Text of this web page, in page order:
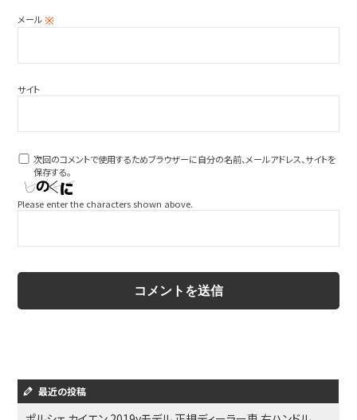
メール※
サイト
次回のコメントで使用するためブラウザーに自分の名前、メールアドレス、サイトを
保存する。
Please enter the characters shown above.
最近の投稿